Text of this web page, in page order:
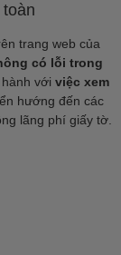
trang web của
có lỗi trong
với việc xem
hướng đến các
lãng phí giấy tờ.